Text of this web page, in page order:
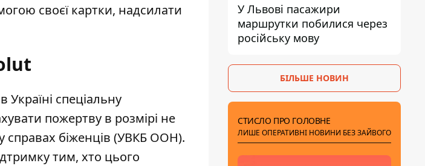
своєї картки, надсилати
Україні спеціальну
пожертву в розмірі не
справах біженців (УВКБ ООН).
тим, хто цього
У Львові пасажири
маршрутки побилися через
російську мову
БІЛЬШЕ НОВИН
СТИСЛО ПРО ГОЛОВНЕ
ЛИШЕ ОПЕРАТИВНІ НОВИНИ БЕЗ ЗАЙВОГО